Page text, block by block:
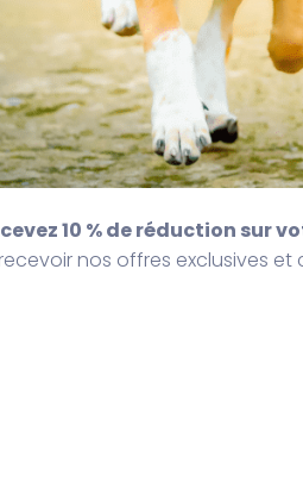
10 % de réduction sur
nos offres exclusives et